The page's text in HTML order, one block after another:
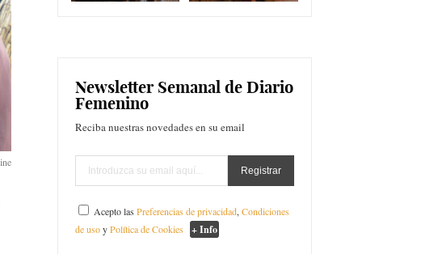
Newsletter Semanal de Diario
Femenino
Reciba nuestras novedades en su email
Acepto lasPreferencias de privacidad,Condiciones
de usoyPolítica de Cookies + Info